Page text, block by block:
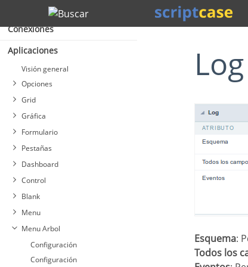
Buscar
Conexiones
Aplicaciones
Visión general
Opciones
Grid
Gráfica
Formulario
Pestañas
Dashboard
Control
Blank
Menu
Menu Arbol
Configuración
Configuración
Log
Esquema:
Todos los